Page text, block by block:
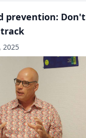
prevention: Don't
2025